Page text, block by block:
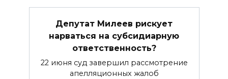
Депутат Милеев рискует
нарваться на субсидиарную
ответственность?
22 июня суд завершил рассмотрение
апелляционных жалоб